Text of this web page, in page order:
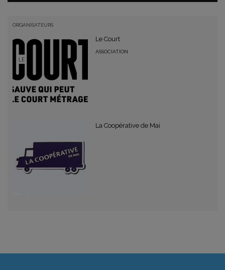
ORGANISATEURS
Le Court
ASSOCIATION
La Coopérative de Mai